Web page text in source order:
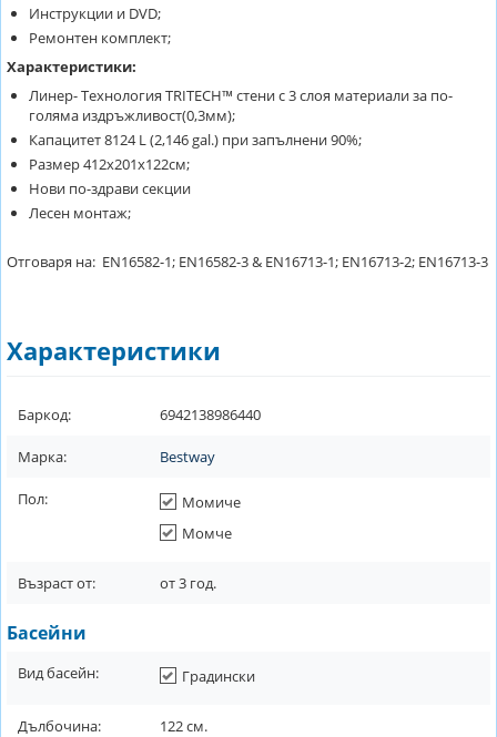
Инструкции и DVD;
Ремонтен комплект;
Характеристики:
Линер- Технология TRITECH™ стени с 3 слоя материали за по-
голяма издръжливост(0,3мм);
Капацитет 8124 L (2,146 gal.) при запълнени 90%;
Размер 412x201x122см;
Нови по-здрави секции
Лесен монтаж;
Отговаря на: EN16582-1; EN16582-3 & EN16713-1; EN16713-2; EN16713-3
Характеристики
Баркод: 6942138986440
Марка: Bestway
Пол:
Момиче
Момче
Възраст от: от3 год.
Басейни
Вид басейн: Градински
Дълбочина: 122см.